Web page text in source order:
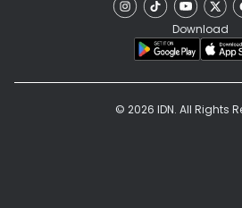
Download
© 2026 IDN. All Rights